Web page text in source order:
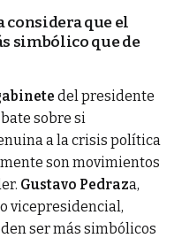
considera que el
simbólico que de
del presidente
sobre si
a la crisis política
son movimientos
Gustavo Pedraza,
vicepresidencial,
ser más simbólicos